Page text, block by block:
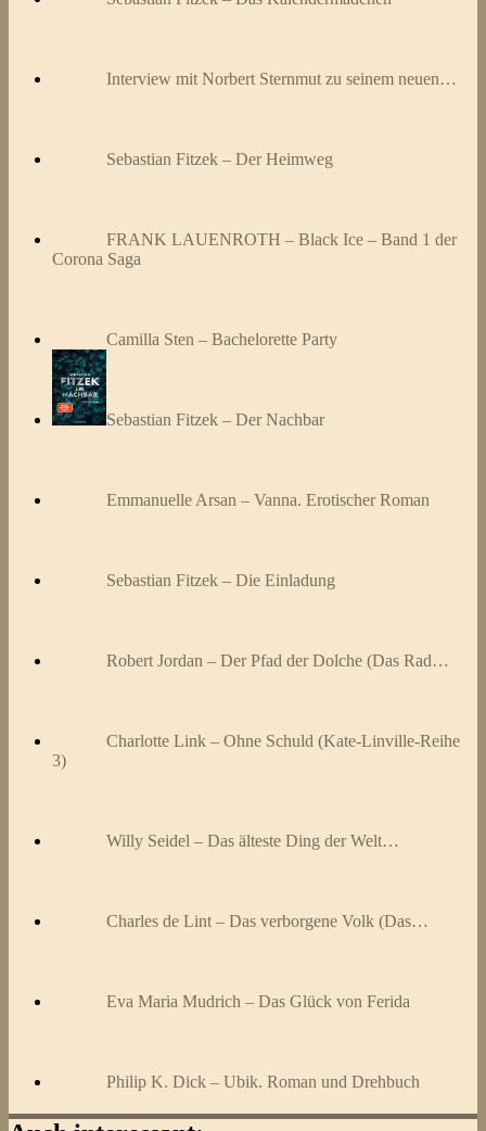
Interview mit Norbert Sternmut zu seinem neuen…
Sebastian Fitzek – Der Heimweg
FRANK LAUENROTH – Black Ice – Band 1 der
Corona Saga
Camilla Sten – Bachelorette Party
Sebastian Fitzek – Der Nachbar
Emmanuelle Arsan – Vanna. Erotischer Roman
Sebastian Fitzek – Die Einladung
Robert Jordan – Der Pfad der Dolche (Das Rad…
Charlotte Link – Ohne Schuld (Kate-Linville-Reihe
3)
Willy Seidel – Das älteste Ding der Welt…
Charles de Lint – Das verborgene Volk (Das…
Eva Maria Mudrich – Das Glück von Ferida
Philip K. Dick – Ubik. Roman und Drehbuch